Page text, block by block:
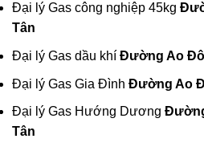
Đại lý Gas công nghiệp 45kg
Tân
Đại lý Gas dầu khí Đường Ao
Đại lý Gas Gia Đình Đường Ao
Đại lý Gas Hướng Dương
Tân